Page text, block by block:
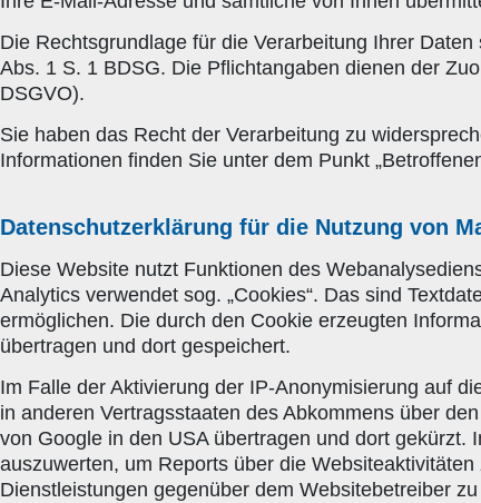
Die Rechtsgrundlage für die Verarbeitung Ihrer
Abs. 1 S. 1 BDSG. Die Pflichtangaben dienen der
DSGVO).
Sie haben das Recht der Verarbeitung zu
Informationen finden Sie unter dem Punkt
Datenschutzerklärung für die Nutzung von
Diese Website nutzt Funktionen des
Analytics verwendet sog. „Cookies“. Das sind
ermöglichen. Die durch den Cookie erzeugten
übertragen und dort gespeichert.
Im Falle der Aktivierung der IP-Anonymisierung auf
in anderen Vertragsstaaten des Abkommens über
von Google in den USA übertragen und dort
auszuwerten, um Reports über die
Dienstleistungen gegenüber dem Websitebetreiber